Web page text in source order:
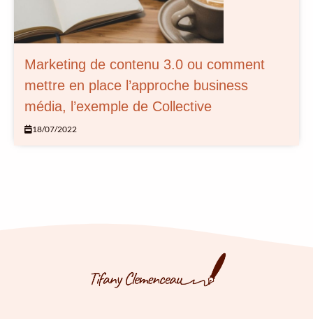
Marketing de contenu 3.0 ou comment
mettre en place l’approche business
média, l’exemple de Collective
18/07/2022